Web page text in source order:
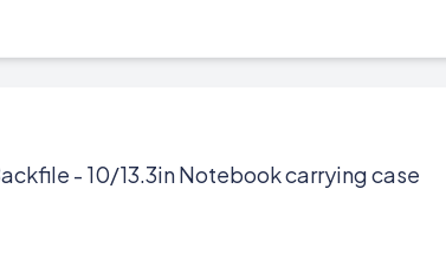
- 10/13.3in Notebook carrying case